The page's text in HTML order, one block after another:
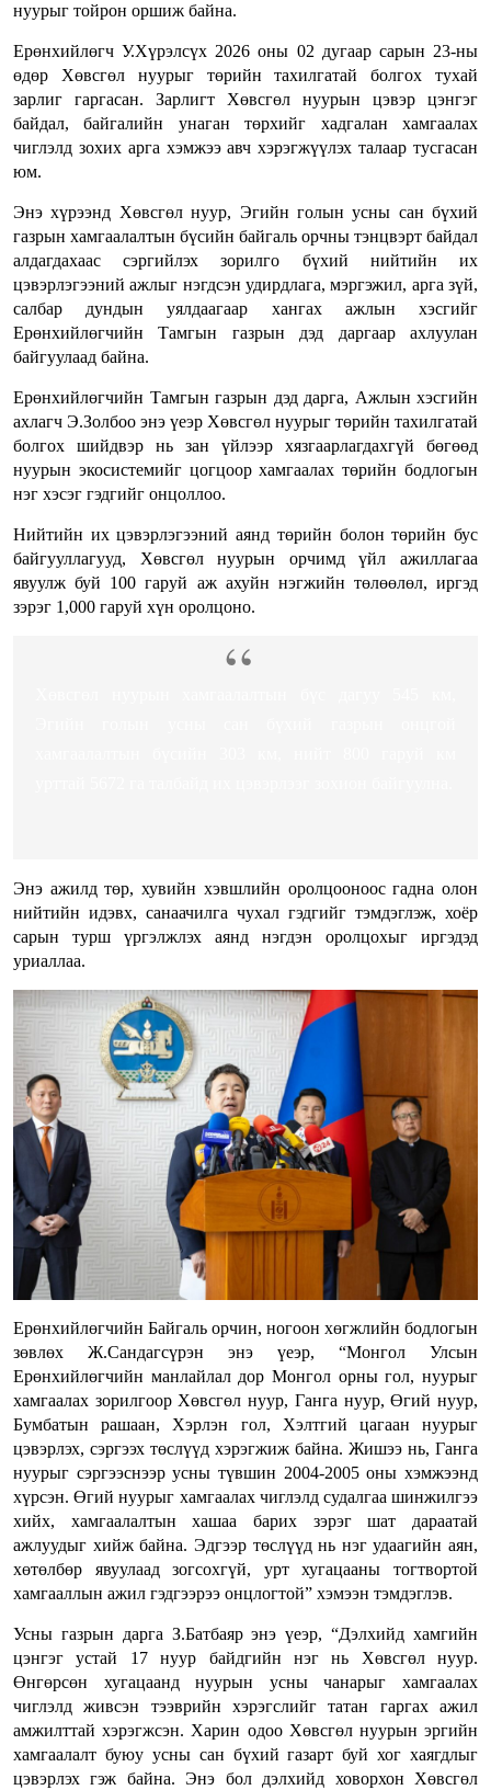
нуурыг тойрон оршиж байна.
Ерөнхийлөгч У.Хүрэлсүх 2026 оны 02 дугаар сарын 23-ны
өдөр Хөвсгөл нуурыг төрийн тахилгатай болгох тухай
зарлиг гаргасан. Зарлигт Хөвсгөл нуурын цэвэр цэнгэг
байдал, байгалийн унаган төрхийг хадгалан хамгаалах
чиглэлд зохих арга хэмжээ авч хэрэгжүүлэх талаар тусгасан
юм.
Энэ хүрээнд Хөвсгөл нуур, Эгийн голын усны сан бүхий
газрын хамгаалалтын бүсийн байгаль орчны тэнцвэрт байдал
алдагдахаас сэргийлэх зорилго бүхий нийтийн их
цэвэрлэгээний ажлыг нэгдсэн удирдлага, мэргэжил, арга зүй,
салбар дундын уялдаагаар хангах ажлын хэсгийг
Ерөнхийлөгчийн Тамгын газрын дэд даргаар ахлуулан
байгуулаад байна.
Ерөнхийлөгчийн Тамгын газрын дэд дарга, Ажлын хэсгийн
ахлагч Э.Золбоо энэ үеэр Хөвсгөл нуурыг төрийн тахилгатай
болгох шийдвэр нь зан үйлээр хязгаарлагдахгүй бөгөөд
нуурын экосистемийг цогцоор хамгаалах төрийн бодлогын
нэг хэсэг гэдгийг онцоллоо.
Нийтийн их цэвэрлэгээний аянд төрийн болон төрийн бус
байгууллагууд, Хөвсгөл нуурын орчимд үйл ажиллагаа
явуулж буй 100 гаруй аж ахуйн нэгжийн төлөөлөл, иргэд
зэрэг 1,000 гаруй хүн оролцоно.
Энэ ажилд төр, хувийн хэвшлийн оролцооноос гадна олон
нийтийн идэвх, санаачилга чухал гэдгийг тэмдэглэж, хоёр
сарын турш үргэлжлэх аянд нэгдэн оролцохыг иргэдэд
уриаллаа.
Ерөнхийлөгчийн Байгаль орчин, ногоон хөгжлийн бодлогын
зөвлөх Ж.Сандагсүрэн энэ үеэр, “Монгол Улсын
Ерөнхийлөгчийн манлайлал дор Монгол орны гол, нуурыг
хамгаалах зорилгоор Хөвсгөл нуур, Ганга нуур, Өгий нуур,
Бумбатын рашаан, Хэрлэн гол, Хэлтгий цагаан нуурыг
цэвэрлэх, сэргээх төслүүд хэрэгжиж байна. Жишээ нь, Ганга
нуурыг сэргээснээр усны түвшин 2004-2005 оны хэмжээнд
хүрсэн. Өгий нуурыг хамгаалах чиглэлд судалгаа шинжилгээ
хийх, хамгаалалтын хашаа барих зэрэг шат дараатай
ажлуудыг хийж байна. Эдгээр төслүүд нь нэг удаагийн аян,
хөтөлбөр явуулаад зогсохгүй, урт хугацааны тогтвортой
хамгааллын ажил гэдгээрээ онцлогтой” хэмээн тэмдэглэв.
Усны газрын дарга З.Батбаяр энэ үеэр, “Дэлхийд хамгийн
цэнгэг устай 17 нуур байдгийн нэг нь Хөвсгөл нуур.
Өнгөрсөн хугацаанд нуурын усны чанарыг хамгаалах
чиглэлд живсэн тээврийн хэрэгслийг татан гаргах ажил
амжилттай хэрэгжсэн. Харин одоо Хөвсгөл нуурын эргийн
хамгаалалт буюу усны сан бүхий газарт буй хог хаягдлыг
цэвэрлэх гэж байна. Энэ бол дэлхийд ховорхон Хөвсгөл